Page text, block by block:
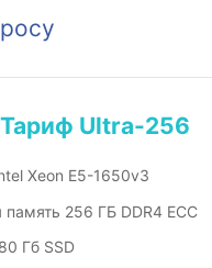
Тариф Ultra-256
Xeon E5-1650v3
память 256 ГБ DDR4 ECC
Гб SSD